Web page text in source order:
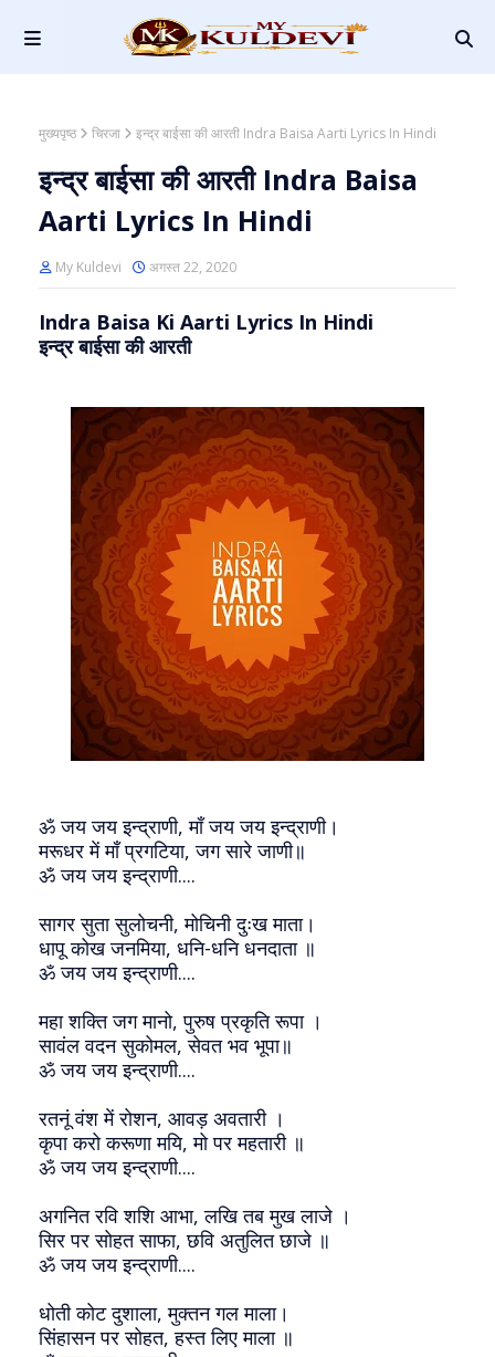
मुख्यपृष्ठ चिरजा इन्द्र बाईसा की आरती Indra Baisa Aarti Lyrics In Hindi
इन्द्र बाईसा की आरती Indra Baisa
Aarti Lyrics In Hindi
My Kuldevi अगस्त 22, 2020
Indra Baisa Ki Aarti Lyrics In Hindi
इन्द्र बाईसा की आरती
ॐ जय जय इन्द्राणी, माँ जय जय इन्द्राणी।
मरूधर में माँ प्रगटिया, जग सारे जाणी॥
ॐ जय जय इन्द्राणी....
सागर सुता सुलोचनी, मोचिनी दुःख माता।
धापू कोख जनमिया, धनि-धनि धनदाता ॥
ॐ जय जय इन्द्राणी....
महा शक्ति जग मानो, पुरुष प्रकृति रूपा ।
सावंल वदन सुकोमल, सेवत भव भूपा॥
ॐ जय जय इन्द्राणी....
रतनूं वंश में रोशन, आवड़ अवतारी ।
कृपा करो करूणा मयि, मो पर महतारी ॥
ॐ जय जय इन्द्राणी....
अगनित रवि शशि आभा, लखि तब मुख लाजे ।
सिर पर सोहत साफा, छवि अतुलित छाजे ॥
ॐ जय जय इन्द्राणी....
धोती कोट दुशाला, मुक्तन गल माला।
सिंहासन पर सोहत, हस्त लिए माला ॥